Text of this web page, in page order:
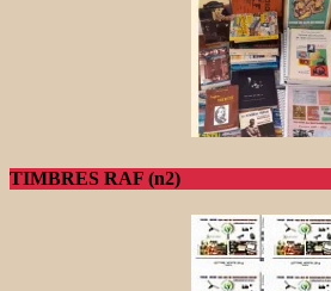
TIMBRES RAF (n2)